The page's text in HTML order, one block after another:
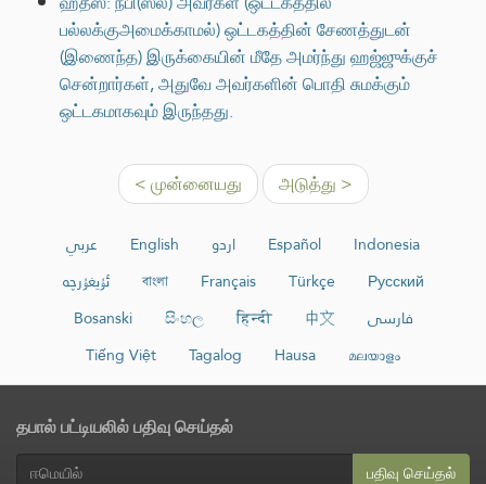
பல்லக்குஅமைக்காமல்) ஒட்டகத்தின் சேணத்துடன்
(இணைந்த) இருக்கையின் மீதே அமர்ந்து ஹஜ்ஜுக்குச்
சென்றார்கள், அதுவே அவர்களின் பொதி சுமக்கும்
ஒட்டகமாகவும் இருந்தது.
< முன்னையது அடுத்து >
عربي English اردو Español
Indonesia
ئۇيغۇرچە
বাংলা Français Türkçe
Русский
Bosanski
සිංහල हिन्दी 中文
فارسی
Tiếng Việt
Tagalog Hausa മലയാളം
தபால் பட்டியலில் பதிவு செய்தல்
பதிவு செய்தல்